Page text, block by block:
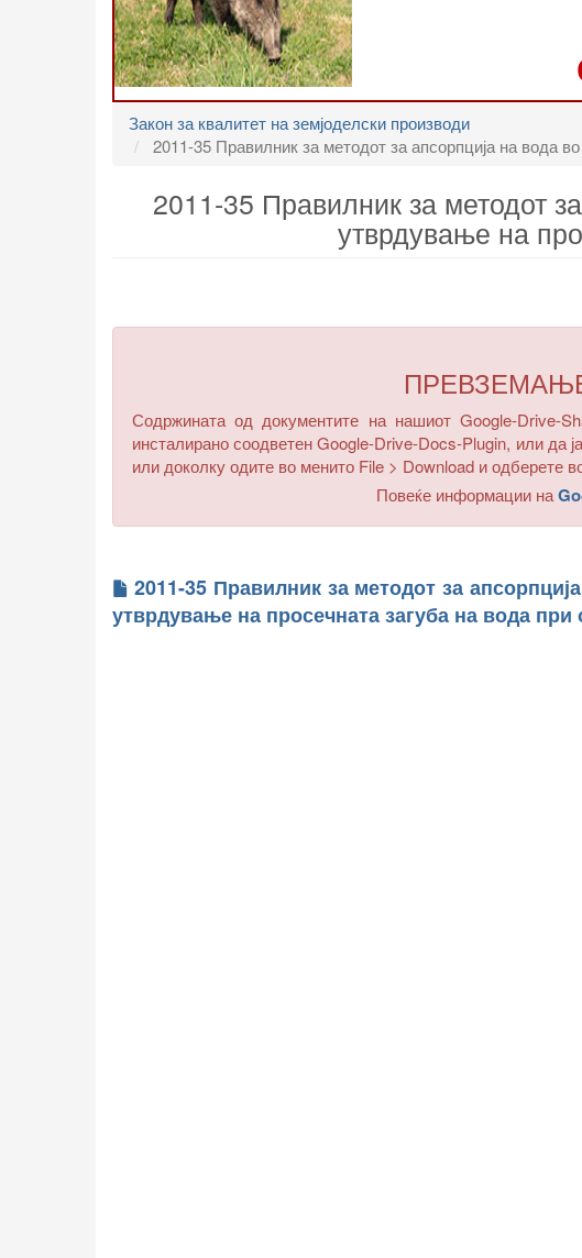
Закон за квалитет на земјоделски производи
2011-35 Правилник за методот за апсорпција на вода
2011-35 Правилник за методот
утврдување на
Содржината од документите на нашиот Google-Drive-
инсталирано соодветен Google-Drive-Docs-Plugin, или да
или доколку одите во менито File > Downloadи одберете
Повеќе информации на
2011-35 Правилник за методот за
утврдување на просечната загуба на вода